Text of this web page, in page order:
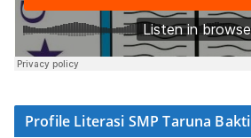
Profile Literasi SMP Taruna Bakti